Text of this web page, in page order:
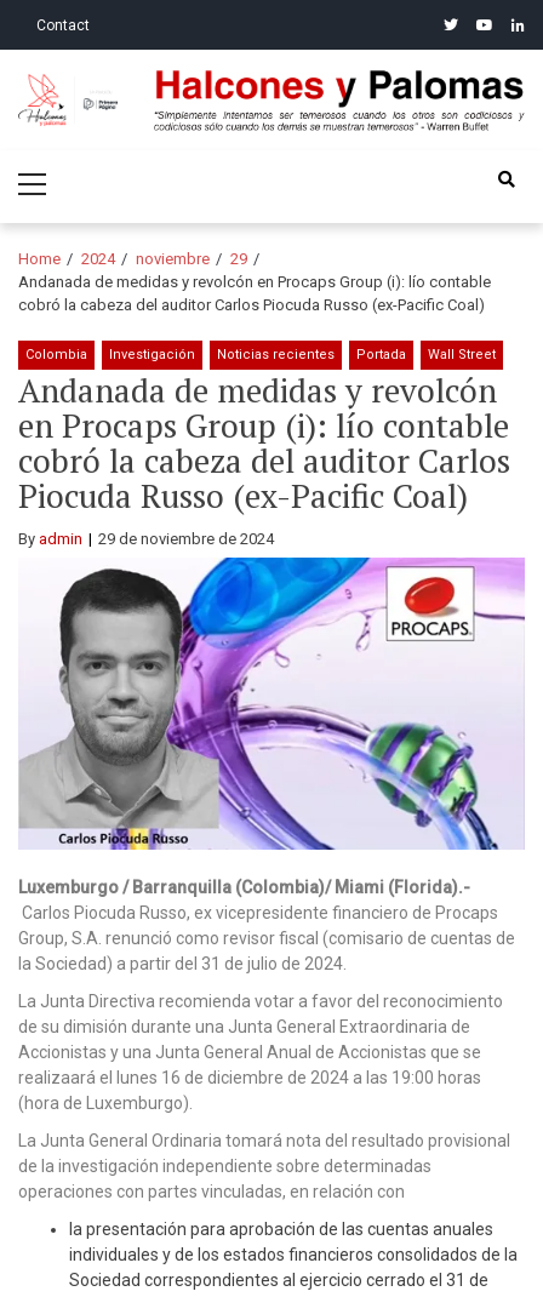
Contact twitteryoutube
Halcones y Palomas
Menu
Home 2024 noviembre
29
Andanada de medidas y revolcón en Procaps Group (i): lío contable
cobró la cabeza del auditor Carlos Piocuda Russo (ex-Pacific Coal)
Colombia Investigación Noticias recientes Portada Wall Street
Andanada de medidas y revolcón
en Procaps Group (i): lío contable
cobró la cabeza del auditor Carlos
Piocuda Russo (ex-Pacific Coal)
By admin 29 de noviembre de 2024
Luxemburgo / Barranquilla (Colombia)/ Miami (Florida).-
Carlos Piocuda Russo, ex vicepresidente financiero de Procaps
Group, S.A. renunció como revisor fiscal (comisario de cuentas de
la Sociedad) a partir del 31 de julio de 2024.
La Junta Directiva recomienda votar a favor del reconocimiento
de su dimisión durante una Junta General Extraordinaria de
Accionistas y una Junta General Anual de Accionistas que se
realizaará el lunes 16 de diciembre de 2024 a las 19:00 horas
(hora de Luxemburgo).
La Junta General Ordinaria tomará nota del resultado provisional
de la investigación independiente sobre determinadas
operaciones con partes vinculadas, en relación con
la presentación para aprobación de las cuentas anuales
individuales y de los estados financieros consolidados de la
Sociedad correspondientes al ejercicio cerrado el 31 de